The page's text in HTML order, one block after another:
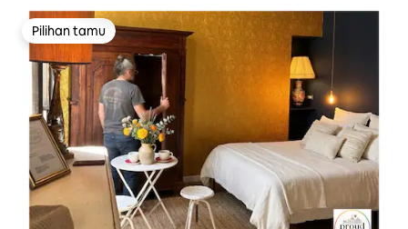
Pilihan tamu
Pilihan tamu